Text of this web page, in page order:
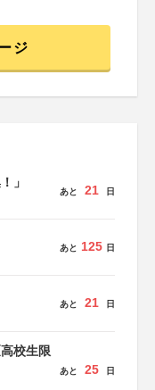
ジ
」
あと 21 日
あと 125 日
あと 21 日
校生限
あと 25 日